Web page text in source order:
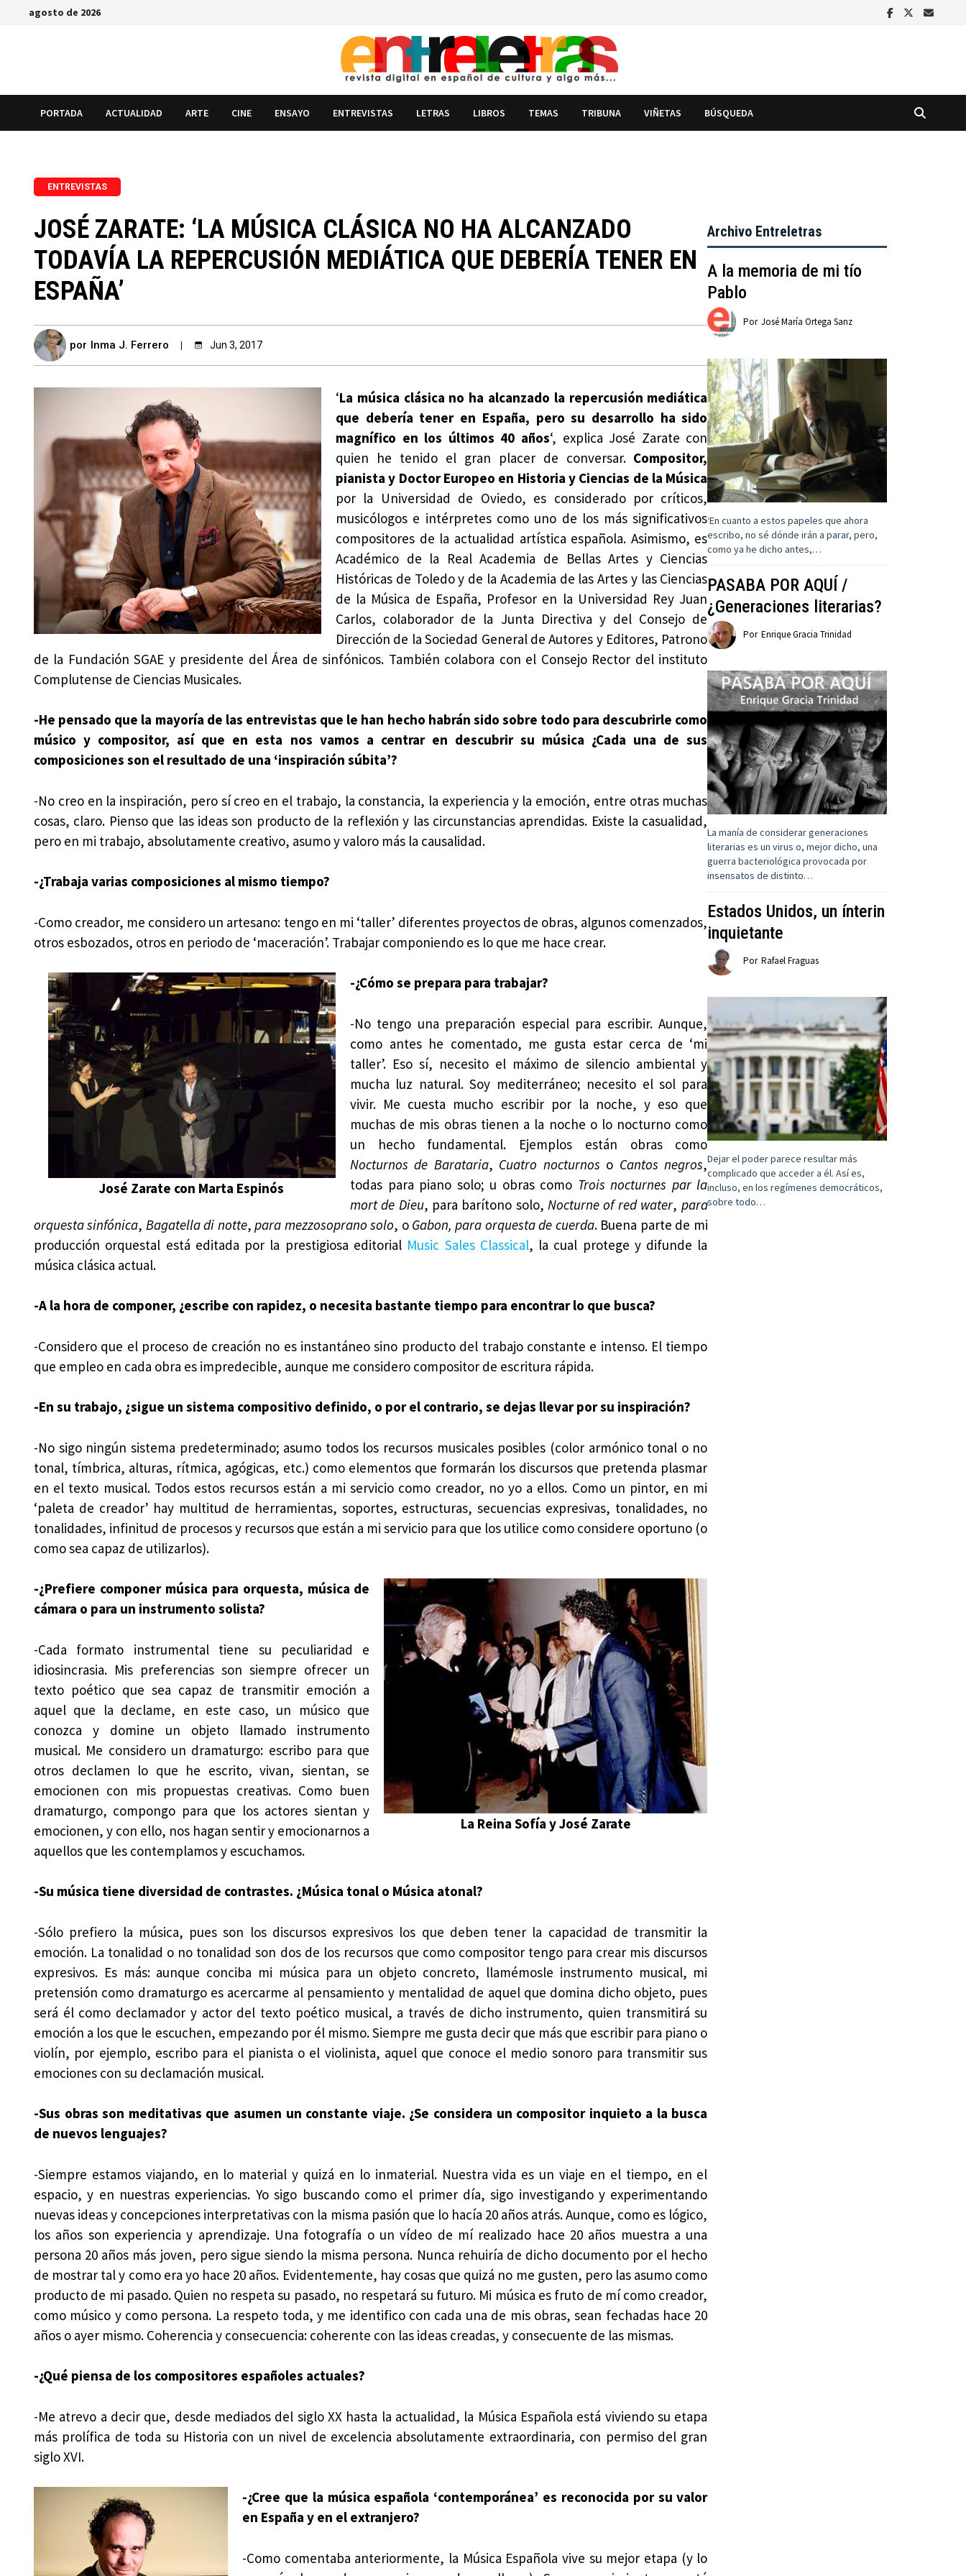
Saltaragosto de 2026
PORTADA ACTUALIDAD ARTE CINE ENSAYO ENTREVISTAS LETRAS LIBROS TEMAS TRIBUNA VIÑETAS BÚSQUEDA
ENTREVISTAS
JOSÉ ZARATE: ‘LA MÚSICA CLÁSICA NO HA ALCANZADO
TODAVÍA LA REPERCUSIÓN MEDIÁTICA QUE DEBERÍA TENER EN
ESPAÑA’
por Inma J. Ferrero Jun 3, 2017
‘La música clásica no ha alcanzado la repercusión mediática
que debería tener en España, pero su desarrollo ha sido
magnífico en los últimos 40 años‘, explica José Zarate con
quien he tenido el gran placer de conversar. Compositor,
pianista y Doctor Europeo en Historia y Ciencias de la Música
por la Universidad de Oviedo, es considerado por críticos,
musicólogos e intérpretes como uno de los más significativos
compositores de la actualidad artística española. Asimismo, es
Académico de la Real Academia de Bellas Artes y Ciencias
Históricas de Toledo y de la Academia de las Artes y las Ciencias
de la Música de España, Profesor en la Universidad Rey Juan
Carlos, colaborador de la Junta Directiva y del Consejo de
Dirección de la Sociedad General de Autores y Editores, Patrono
de la Fundación SGAE y presidente del Área de sinfónicos. También colabora con el Consejo Rector del instituto
Complutense de Ciencias Musicales.
-He pensado que la mayoría de las entrevistas que le han hecho habrán sido sobre todo para descubrirle como
músico y compositor, así que en esta nos vamos a centrar en descubrir su música ¿Cada una de sus
composiciones son el resultado de una ‘inspiración súbita’?
-No creo en la inspiración, pero sí creo en el trabajo, la constancia, la experiencia y la emoción, entre otras muchas
cosas, claro. Pienso que las ideas son producto de la reflexión y las circunstancias aprendidas. Existe la casualidad,
pero en mi trabajo, absolutamente creativo, asumo y valoro más la causalidad.
-¿Trabaja varias composiciones al mismo tiempo?
-Como creador, me considero un artesano: tengo en mi ‘taller’ diferentes proyectos de obras, algunos comenzados,
otros esbozados, otros en periodo de ‘maceración’. Trabajar componiendo es lo que me hace crear.
José Zarate con Marta Espinós
-¿Cómo se prepara para trabajar?
-No tengo una preparación especial para escribir. Aunque,
como antes he comentado, me gusta estar cerca de ‘mi
taller’. Eso sí, necesito el máximo de silencio ambiental y
mucha luz natural. Soy mediterráneo; necesito el sol para
vivir. Me cuesta mucho escribir por la noche, y eso que
muchas de mis obras tienen a la noche o lo nocturno como
un hecho fundamental. Ejemplos están obras como
Nocturnos de Barataria, Cuatro nocturnos o Cantos negros,
todas para piano solo; u obras como Trois nocturnes par la
mort de Dieu, para barítono solo,Nocturne of red water, para
orquesta sinfónica, Bagatella di notte,para mezzosoprano solo, o Gabon, para orquesta de cuerda. Buena parte de mi
producción orquestal está editada por la prestigiosa editorial Music Sales Classical, la cual protege y difunde la
música clásica actual.
-A la hora de componer, ¿escribe con rapidez, o necesita bastante tiempo para encontrar lo que busca?
-Considero que el proceso de creación no es instantáneo sino producto del trabajo constante e intenso. El tiempo
que empleo en cada obra es impredecible, aunque me considero compositor de escritura rápida.
-En su trabajo, ¿sigue un sistema compositivo definido, o por el contrario, se dejas llevar por su inspiración?
-No sigo ningún sistema predeterminado; asumo todos los recursos musicales posibles (color armónico tonal o no
tonal, tímbrica, alturas, rítmica, agógicas, etc.) como elementos que formarán los discursos que pretenda plasmar
en el texto musical. Todos estos recursos están a mi servicio como creador, no yo a ellos. Como un pintor, en mi
‘paleta de creador’ hay multitud de herramientas, soportes, estructuras, secuencias expresivas, tonalidades, no
tonalidades, infinitud de procesos y recursos que están a mi servicio para que los utilice como considere oportuno (o
como sea capaz de utilizarlos).
La Reina Sofía y José Zarate
-¿Prefiere componer música para orquesta, música de
cámara o para un instrumento solista?
-Cada formato instrumental tiene su peculiaridad e
idiosincrasia. Mis preferencias son siempre ofrecer un
texto poético que sea capaz de transmitir emoción a
aquel que la declame, en este caso, un músico que
conozca y domine un objeto llamado instrumento
musical. Me considero un dramaturgo: escribo para que
otros declamen lo que he escrito, vivan, sientan, se
emocionen con mis propuestas creativas. Como buen
dramaturgo, compongo para que los actores sientan y
emocionen, y con ello, nos hagan sentir y emocionarnos a
aquellos que les contemplamos y escuchamos.
-Su música tiene diversidad de contrastes. ¿Música tonal o Música atonal?
-Sólo prefiero la música, pues son los discursos expresivos los que deben tener la capacidad de transmitir la
emoción. La tonalidad o no tonalidad son dos de los recursos que como compositor tengo para crear mis discursos
expresivos. Es más: aunque conciba mi música para un objeto concreto, llamémosle instrumento musical, mi
pretensión como dramaturgo es acercarme al pensamiento y mentalidad de aquel que domina dicho objeto, pues
será él como declamador y actor del texto poético musical, a través de dicho instrumento, quien transmitirá su
emoción a los que le escuchen, empezando por él mismo. Siempre me gusta decir que más que escribir para piano o
violín, por ejemplo, escribo para el pianista o el violinista, aquel que conoce el medio sonoro para transmitir sus
emociones con su declamación musical.
-Sus obras son meditativas que asumen un constante viaje. ¿Se considera un compositor inquieto a la busca
de nuevos lenguajes?
-Siempre estamos viajando, en lo material y quizá en lo inmaterial. Nuestra vida es un viaje en el tiempo, en el
espacio, y en nuestras experiencias. Yo sigo buscando como el primer día, sigo investigando y experimentando
nuevas ideas y concepciones interpretativas con la misma pasión que lo hacía 20 años atrás. Aunque, como es lógico,
los años son experiencia y aprendizaje. Una fotografía o un vídeo de mí realizado hace 20 años muestra a una
persona 20 años más joven, pero sigue siendo la misma persona. Nunca rehuiría de dicho documento por el hecho
de mostrar tal y como era yo hace 20 años. Evidentemente, hay cosas que quizá no me gusten, pero las asumo como
producto de mi pasado. Quien no respeta su pasado, no respetará su futuro. Mi música es fruto de mí como creador,
como músico y como persona. La respeto toda, y me identifico con cada una de mis obras, sean fechadas hace 20
años o ayer mismo. Coherencia y consecuencia: coherente con las ideas creadas, y consecuente de las mismas.
-¿Qué piensa de los compositores españoles actuales?
-Me atrevo a decir que, desde mediados del siglo XX hasta la actualidad, la Música Española está viviendo su etapa
más prolífica de toda su Historia con un nivel de excelencia absolutamente extraordinaria, con permiso del gran
siglo XVI.
-¿Cree que la música española ‘contemporánea’ es reconocida por su valor
en España y en el extranjero?
-Como comentaba anteriormente, la Música Española vive su mejor etapa (y lo
Archivo Entreletras
A la memoria de mi tío
Pablo
Por José María Ortega Sanz
‘En cuanto a estos papeles que ahora
escribo, no sé dónde irán a parar, pero,
como ya he dicho antes,…
PASABA POR AQUÍ /
¿Generaciones literarias?
Por Enrique Gracia Trinidad
La manía de considerar generaciones
literarias es un virus o, mejor dicho, una
guerra bacteriológica provocada por
insensatos de distinto…
Estados Unidos, un ínterin
inquietante
Por Rafael Fraguas
Dejar el poder parece resultar más
complicado que acceder a él. Así es,
incluso, en los regímenes democráticos,
sobre todo…